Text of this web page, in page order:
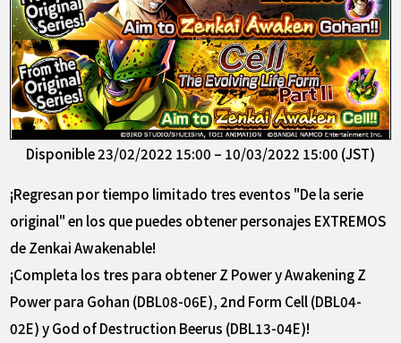
Disponible 23/02/2022 15:00 – 10/03/2022 15:00 (JST)
¡Regresan por tiempo limitado tres eventos "De la serie
original" en los que puedes obtener personajes EXTREMOS
de Zenkai Awakenable!
¡Completa los tres para obtener Z Power y Awakening Z
Power para Gohan (DBL08-06E), 2nd Form Cell (DBL04-
02E) y God of Destruction Beerus (DBL13-04E)!